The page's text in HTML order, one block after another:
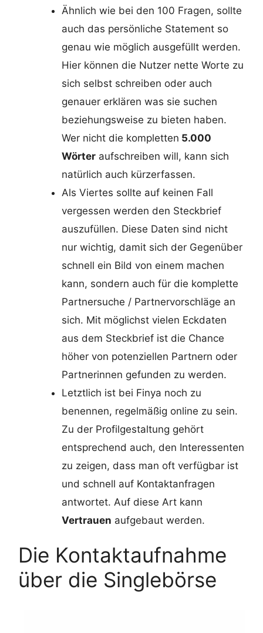
Ähnlich wie bei den 100 Fragen, sollte
auch das persönliche Statement so
genau wie möglich ausgefüllt werden.
Hier können die Nutzer nette Worte zu
sich selbst schreiben oder auch
genauer erklären was sie suchen
beziehungsweise zu bieten haben.
Wer nicht die kompletten 5.000
Wörteraufschreiben will, kann sich
natürlich auch kürzerfassen.
Als Viertes sollte auf keinen Fall
vergessen werden den Steckbrief
auszufüllen. Diese Daten sind nicht
nur wichtig, damit sich der Gegenüber
schnell ein Bild von einem machen
kann, sondern auch für die komplette
Partnersuche / Partnervorschläge an
sich. Mit möglichst vielen Eckdaten
aus dem Steckbrief ist die Chance
höher von potenziellen Partnern oder
Partnerinnen gefunden zu werden.
Letztlich ist bei Finya noch zu
benennen, regelmäßig online zu sein.
Zu der Profilgestaltung gehört
entsprechend auch, den Interessenten
zu zeigen, dass man oft verfügbar ist
und schnell auf Kontaktanfragen
antwortet. Auf diese Art kann
Vertrauen aufgebaut werden.
Die Kontaktaufnahme
über die Singlebörse